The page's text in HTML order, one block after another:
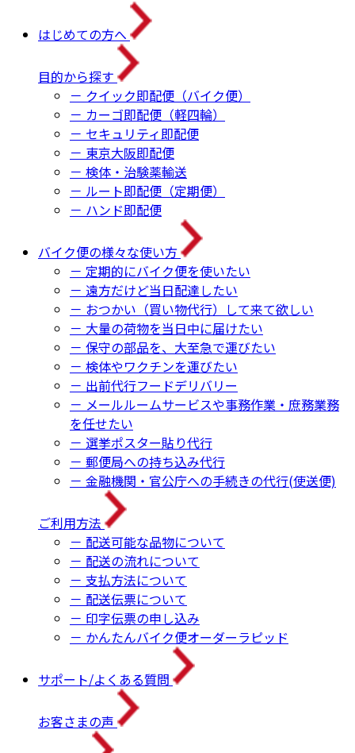
はじめての方へ
目的から探す
－ クイック即配便（バイク便）
－ カーゴ即配便（軽四輪）
－ セキュリティ即配便
－ 東京大阪即配便
－ 検体・治験薬輸送
－ ルート即配便（定期便）
－ ハンド即配便
バイク便の様々な使い方
－ 定期的にバイク便を使いたい
－ 遠方だけど当日配達したい
－ おつかい（買い物代行）して来て欲しい
－ 大量の荷物を当日中に届けたい
－ 保守の部品を、大至急で運びたい
－ 検体やワクチンを運びたい
－ 出前代行フードデリバリー
－ メールルームサービスや事務作業・庶務業務
を任せたい
－ 選挙ポスター貼り代行
－ 郵便局への持ち込み代行
－ 金融機関・官公庁への手続きの代行(使送便)
ご利用方法
－ 配送可能な品物について
－ 配送の流れについて
－ 支払方法について
－ 配送伝票について
－ 印字伝票の申し込み
－ かんたんバイク便オーダーラピッド
サポート/よくある質問
お客さまの声